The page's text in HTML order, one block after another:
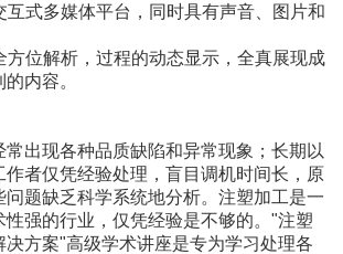
互式多媒体平台，同时具有声音、图片和
方位解析，过程的动态显示，全真展现成
内容。
出现各种品质缺陷和异常现象；长期以
作者仅凭经验处理，盲目调机时间长，原
问题缺乏科学系统地分析。注塑加工是一
性强的行业，仅凭经验是不够的。"注塑
决方案"高级学术讲座是专为学习处理各